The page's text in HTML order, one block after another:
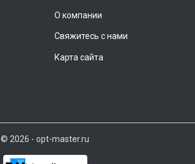
О компании
Свяжитесь с нами
Карта сайта
© 2026 - opt-master.ru